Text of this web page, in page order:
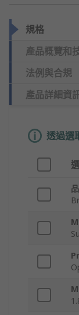
規格
產品概覽和
法例與合規
產品詳細資
透過選